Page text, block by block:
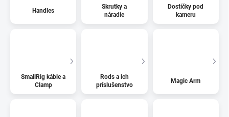
Handles
Skrutky a
náradie
Dostičky pod
kameru
SmallRig káble a
Clamp
Rods a ich
príslušenstvo
Magic Arm